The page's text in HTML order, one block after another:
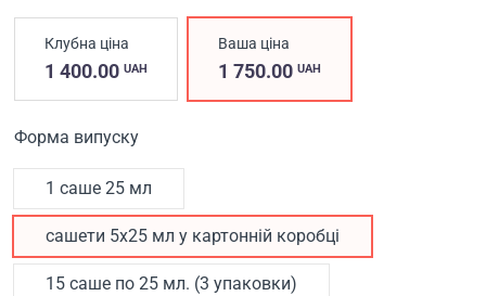
Клубна ціна
1 400.00 UAH
Ваша ціна
1 750.00UAH
Форма випуску
1 саше 25 мл
сашети 5х25 мл у картонній коробці
15 саше по 25 мл. (3 упаковки)